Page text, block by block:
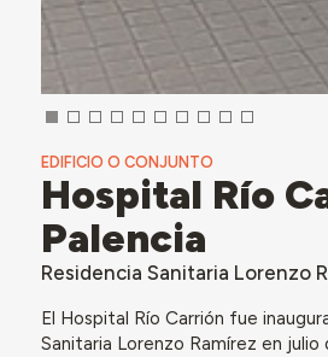
EDIFICIO O CONJUNTO
Hospital Río
Palencia
Residencia Sanitaria Lorenzo
El Hospital Río Carrión fue
Sanitaria Lorenzo Ramírez en